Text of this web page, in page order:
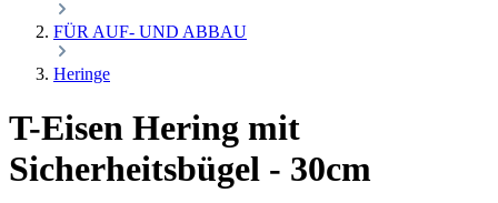
FÜR AUF- UND ABBAU
Heringe
T-Eisen Hering mit
Sicherheitsbügel - 30cm